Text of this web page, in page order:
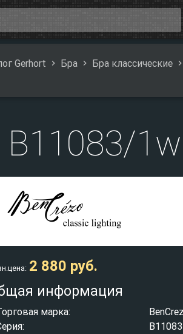
Gerhort Бра Бра классические
2 880 руб.
информация
марка:
B11083